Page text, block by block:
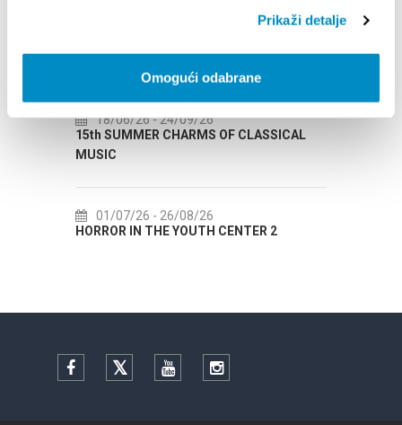
Prikaži detalje
Omogući odabrane
CITY OF SPLIT EVENT CALENDAR
18/06/26- 24/09/26
15th SUMMER CHARMS OF CLASSICAL
MUSIC
01/07/26 - 26/08/26
HORROR IN THE YOUTH CENTER 2
72th
Facebook TwitterYouTubeInstagram